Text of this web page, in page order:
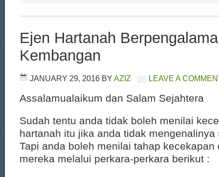
Ejen Hartanah
Kembangan
JANUARY 29, 2016 BY AZIZ LEAVE A
Assalamualaikum dan Salam Sejahtera
Sudah tentu anda tidak boleh menilai
hartanah itu jika anda tidak mengenalinya
Tapi anda boleh menilai tahap
mereka melalui perkara-perkara berikut :